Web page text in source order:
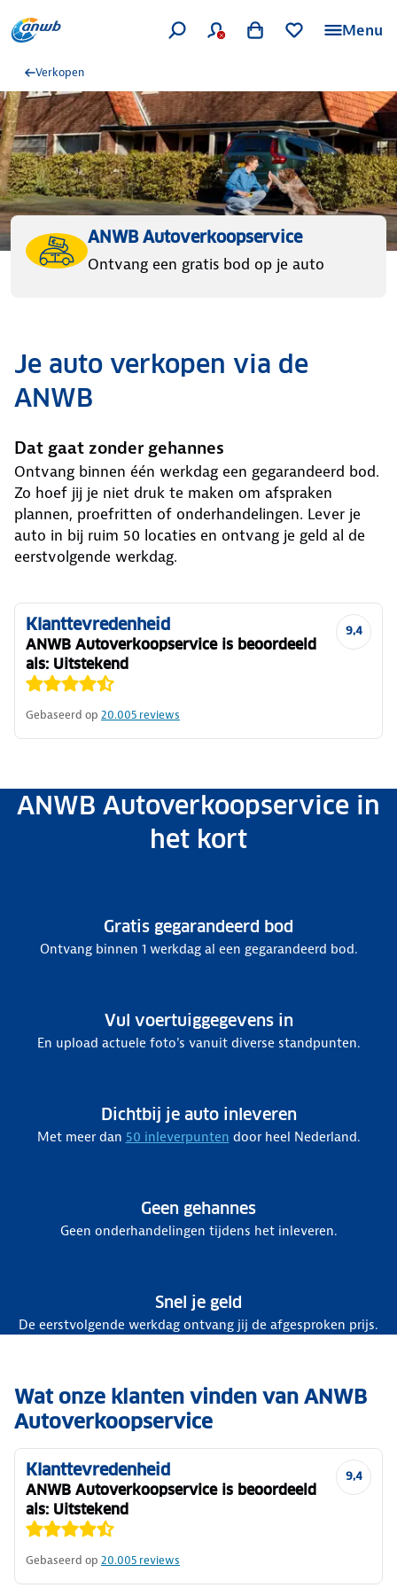
Menu
Verkopen
ANWB Autoverkoopservice
Ontvang een gratis bod op je auto
Je auto verkopen via de
ANWB
Dat gaat zonder gehannes
Ontvang binnen één werkdag een gegarandeerd bod.
Zo hoef jij je niet druk te maken om afspraken
plannen, proefritten of onderhandelingen. Lever je
auto in bij ruim 50 locaties en ontvang je geld al de
eerstvolgende werkdag.
9,4
Klanttevredenheid
ANWB Autoverkoopservice is beoordeeld
als: Uitstekend
Gebaseerd op 20.005 reviews
ANWB Autoverkoopservice in
het kort
Gratis gegarandeerd bod
Ontvang binnen 1 werkdag al een gegarandeerd bod.
Vul voertuiggegevens in
En upload actuele foto's vanuit diverse standpunten.
Dichtbij je auto inleveren
Met meer dan 50 inleverpunten door heel Nederland.
Geen gehannes
Geen onderhandelingen tijdens het inleveren.
Snel je geld
De eerstvolgende werkdag ontvang jij de afgesproken prijs.
Wat onze klanten vinden van ANWB
Autoverkoopservice
9,4
Klanttevredenheid
ANWB Autoverkoopservice is beoordeeld
als: Uitstekend
Gebaseerd op 20.005 reviews